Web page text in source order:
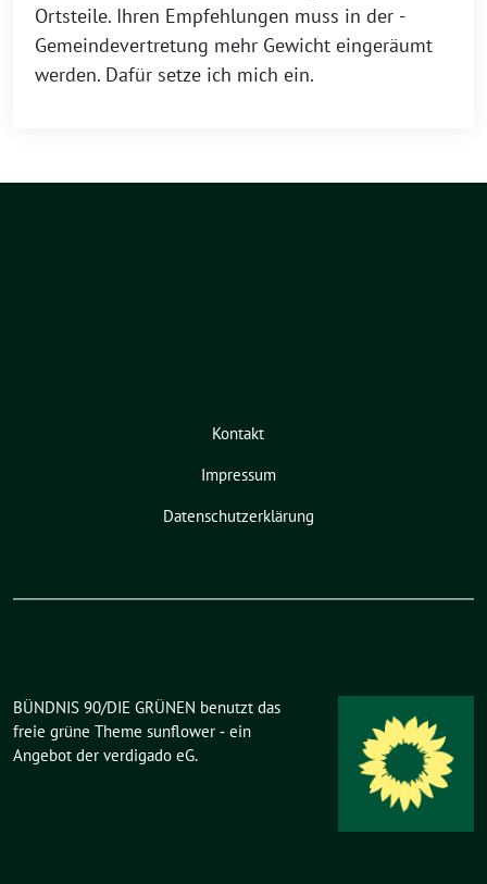
Ortsteile. Ihren Empfehlungen muss in der ­
Gemeindevertretung mehr ­Gewicht eingeräumt
werden. Dafür setze ich mich ein.
Kontakt
Impressum
Datenschutzerklärung
BÜNDNIS 90/DIE GRÜNEN benutzt das
freie grüne Theme sunflower ‐ ein
Angebot der verdigado eG.